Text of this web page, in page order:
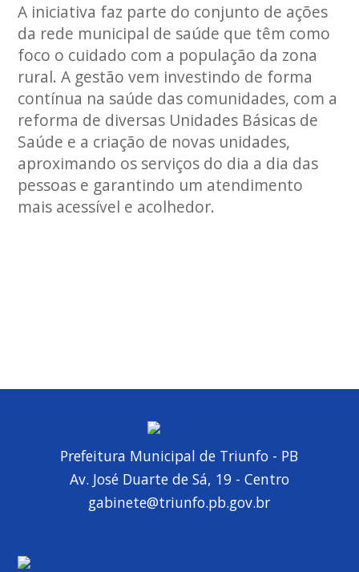
A iniciativa faz parte do conjunto de ações
da rede municipal de saúde que têm como
foco o cuidado com a população da zona
rural. A gestão vem investindo de forma
contínua na saúde das comunidades, com a
reforma de diversas Unidades Básicas de
Saúde e a criação de novas unidades,
aproximando os serviços do dia a dia das
pessoas e garantindo um atendimento
mais acessível e acolhedor.
Prefeitura Municipal de Triunfo - PB
Av. José Duarte de Sá, 19 - Centro
gabinete@triunfo.pb.gov.br